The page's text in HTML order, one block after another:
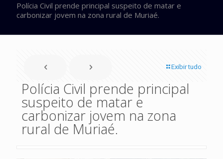
Polícia Civil prende principal suspeito de matar e
carbonizar jovem na zona rural de Muriaé.
Exibir tudo
Polícia Civil prende principal
suspeito de matar e
carbonizar jovem na zona
rural de Muriaé.